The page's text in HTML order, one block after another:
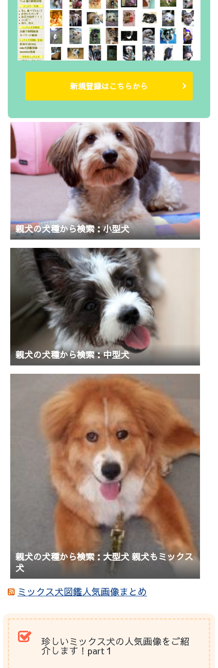
新規登録はこちらから
親犬の犬種から検索：小型犬
親犬の犬種から検索：中型犬
親犬の犬種から検索：大型犬 親犬もミックス
犬
ミックス犬図鑑人気画像まとめ
珍しいミックス犬の人気画像をご紹
介します！part１